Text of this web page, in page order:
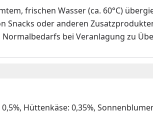
frischen Wasser (ca. 60°C)
Snacks oder anderen
bei Veranlagung zu
Hüttenkäse: 0,35%,